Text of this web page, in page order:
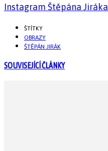
Instagram Štěpána Jiráka
ŠTÍTKY
OBRAZY
ŠTĚPÁN JIRÁK
SOUVISEJÍCÍ ČLÁNKY